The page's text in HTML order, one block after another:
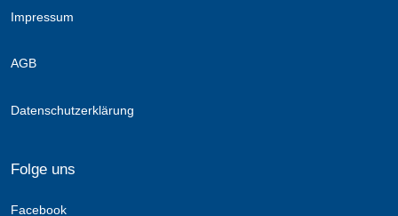
Impressum
AGB
Datenschutzerklärung
Folge uns
Facebook